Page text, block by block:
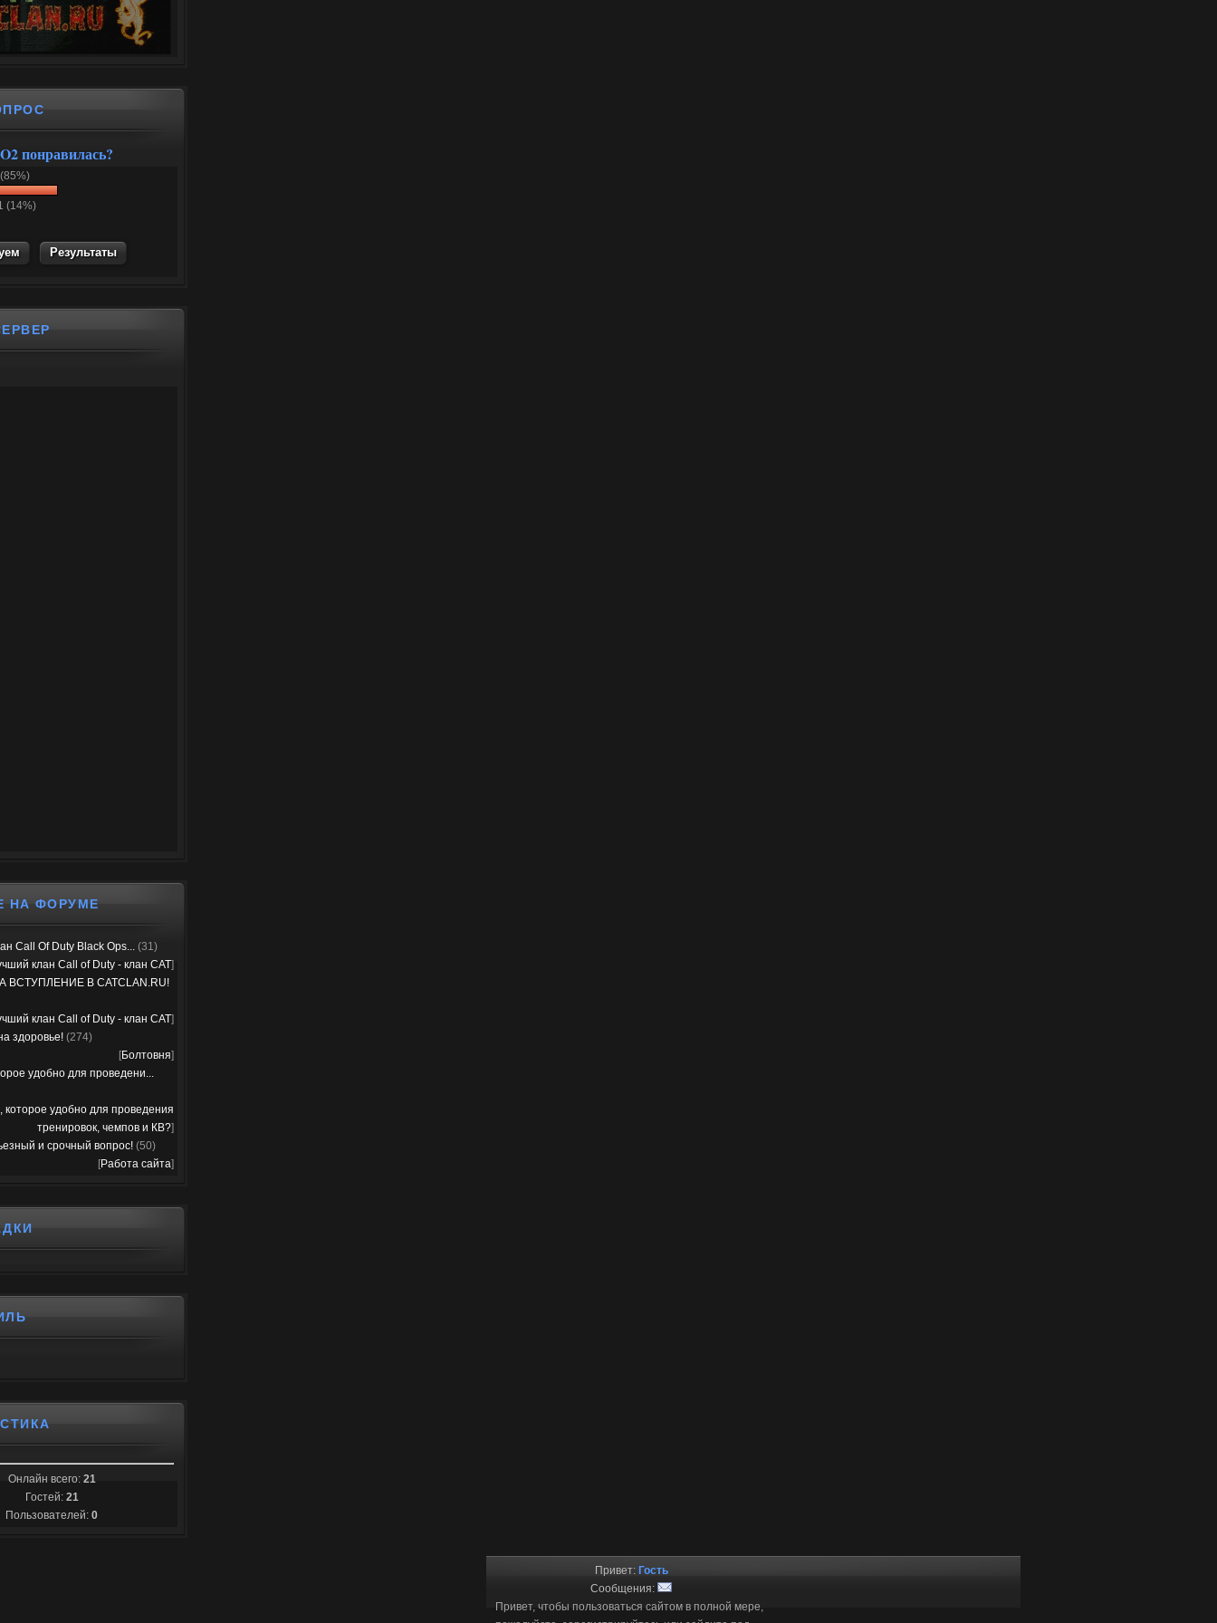
понравилась?
(14%)
Результаты
НА ФОРУМЕ
Call Of Duty Black Ops... (31)
клан Call of Duty - клан CAT]
ВСТУПЛЕНИЕ В CATCLAN.RU!
клан Call of Duty - клан CAT]
здоровье! (274)
[Болтовня]
удобно для проведени...
которое удобно для проведения
тренировок, чемпов и КВ?]
и срочный вопрос! (50)
[Работа сайта]
Онлайн всего: 21
Гостей: 21
Пользователей: 0
Привет: Гость
Сообщения:
Привет, чтобы пользоваться сайтом в полной мере,